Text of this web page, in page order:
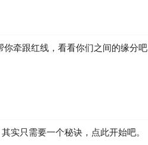
牵跟红线，看看你们之间的缘分吧
实只需要一个秘诀，点此开始吧。